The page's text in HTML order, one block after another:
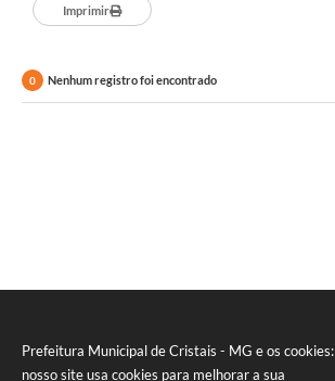
Prefeitura Municipal de Cristais - MG e os cookies:
nosso site usa cookies para melhorar a sua
Imprimir
0 Nenhum registro foi encontrado